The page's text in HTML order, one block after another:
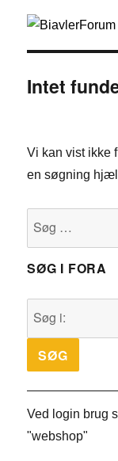
Intet
Vi kan vist ikke
en søgning
SØG I FORA
Ved login brug
"webshop"